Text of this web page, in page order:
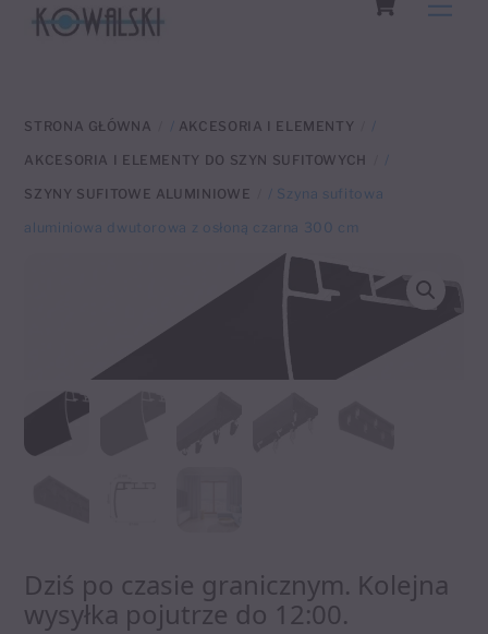
STRONA GŁÓWNA / AKCESORIA I ELEMENTY /
AKCESORIA I ELEMENTY DO SZYN SUFITOWYCH /
SZYNY SUFITOWE ALUMINIOWE / Szyna sufitowa
aluminiowa dwutorowa z osłoną czarna 300 cm
Dziś po czasie granicznym. Kolejna
wysyłka pojutrze do 12:00.